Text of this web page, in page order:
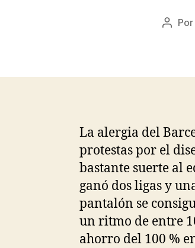
Autor
Por
La alergia del
protestas por el
bastante suerte al
ganó dos ligas y
pantalón se
un ritmo de entre
ahorro del 100 %